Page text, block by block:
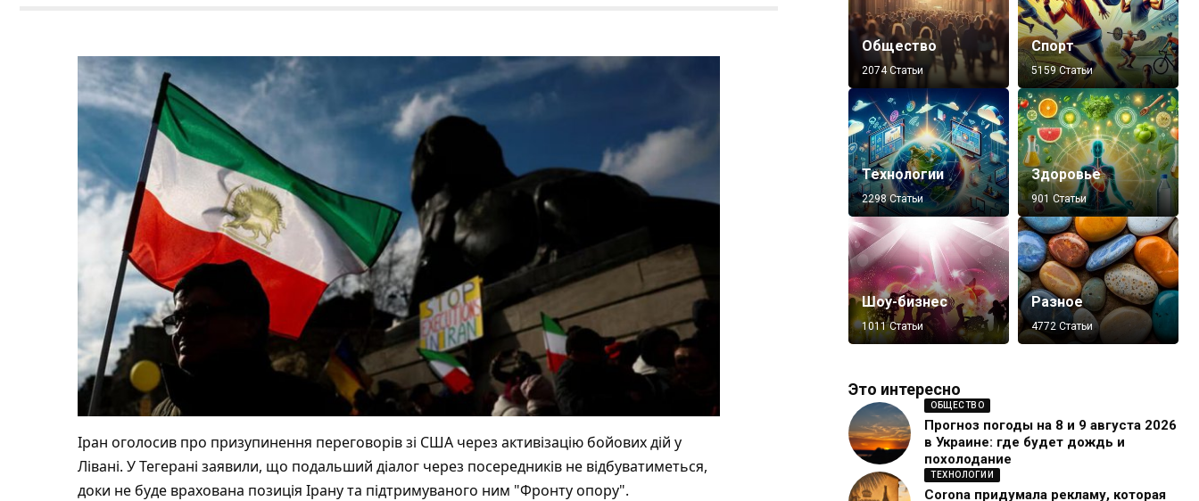
Іран оголосив про призупинення переговорів зі США через активізацію бойових дій у
Лівані. У Тегерані заявили, що подальший діалог через посередників не відбуватиметься,
доки не буде врахована позиція Ірану та підтримуваного ним "Фронту опору".
Общество
2074 Статьи
Спорт
5159 Статьи
Технологии
2298 Статьи
Здоровье
901 Статьи
Шоу-бизнес
1011 Статьи
Разное
4772 Статьи
Это интересно
ОБЩЕСТВО
Прогноз погоды на 8 и 9 августа 2026
в Украине: где будет дождь и
похолодание
ТЕХНОЛОГИИ
Corona придумала рекламу, которая